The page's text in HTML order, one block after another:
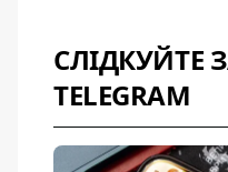
СЛІДКУЙТЕ
TELEGRAM